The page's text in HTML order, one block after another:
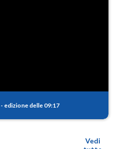
- edizione delle 09:17
Vedi